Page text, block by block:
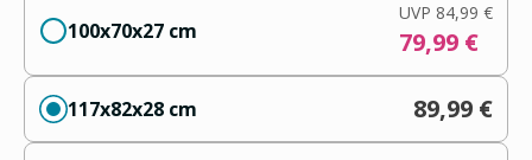
100x70x27 cm
UVP 84,99 €
79,99 €
117x82x28 cm 89,99 €